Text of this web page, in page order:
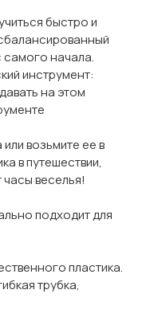
быстро и
самого начала.
инструмент:
на этом
возьмите ее в
в путешествии,
веселья!
подходит для
пластика.
трубка,